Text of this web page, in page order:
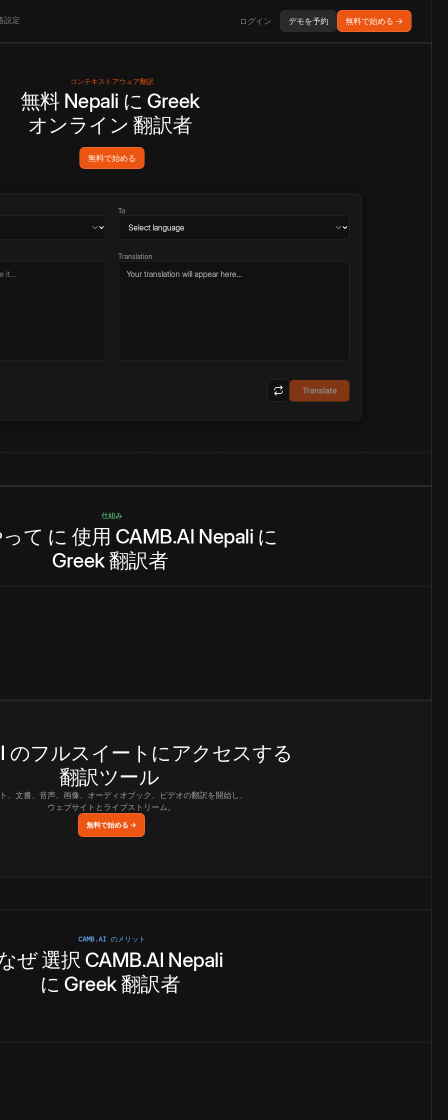
設定 ログイン デモを予約 無料で始める →
コンテキストアウェア翻訳
無料 Nepali に Greek
オンライン 翻訳者
無料で始める
To
Translation
Your translation will appear here...
Translate
仕組み
て に 使用 CAMB.AI Nepali に
Greek翻訳者
のフルスイートにアクセスする
翻訳ツール
、文書、音声、画像、オーディオブック、ビデオの翻訳を開始し、
ウェブサイトとライブストリーム。
無料で始める →
CAMB.AI のメリット
ぜ選択 CAMB.AI Nepali
に Greek翻訳者